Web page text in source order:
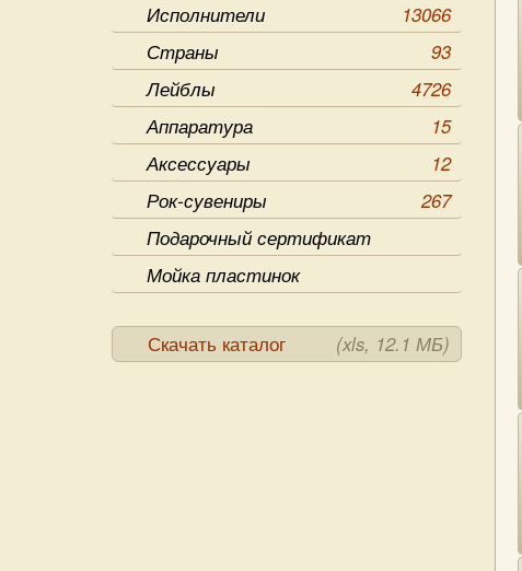
Исполнители
13066
Страны
93
Лейблы
4726
Аппаратура
15
Аксессуары
12
Рок-сувениры
267
Подарочный сертификат
Мойка пластинок
Скачать каталог (xls, 12.1 МБ)